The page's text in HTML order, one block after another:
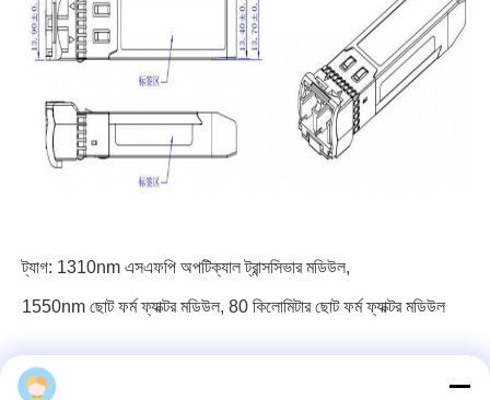
ট্যাগ: 1310nm এসএফপি অপটিক্যাল ট্রান্সসিভার মডিউল,
1550nm ছোট ফর্ম ফ্যাক্টর মডিউল, 80 কিলোমিটার ছোট ফর্ম ফ্যাক্টর মডিউল